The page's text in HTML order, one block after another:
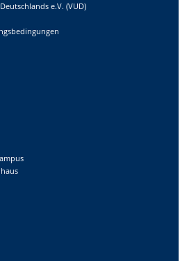
e.V. (VUD)